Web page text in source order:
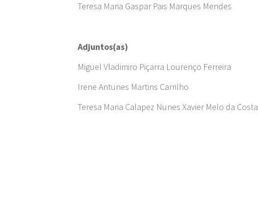
Teresa Maria Gaspar Pais Marques Mendes
Adjuntos(as)
Miguel Vladimiro Piçarra Lourenço Ferreira
Irene Antunes Martins Carrilho
Teresa Maria Calapez Nunes Xavier Melo da Costa